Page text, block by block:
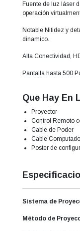
Fuente de luz láser
operación
Notable Nitidez y
dinamico.
Alta Conectividad,
Pantalla hasta 500
Que Hay En
Proyector
Control Remoto
Cable de Poder
Cable
Poster de
Sistema de
Método de